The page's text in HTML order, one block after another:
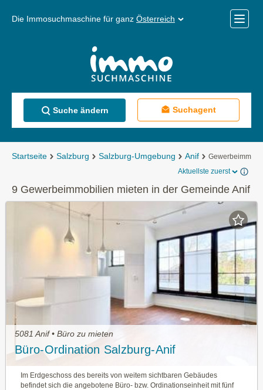
Die Immosuchmaschine für ganz Österreich
Menü
Suche ändern Suchagent
Startseite Salzburg Salzburg-Umgebung Anif
Aktuellste zuerst
9 Gewerbeimmobilien mieten in der Gemeinde Anif
5081 Anif • Büro zu mieten
Büro-Ordination Salzburg-Anif
Im Erdgeschoss des bereits von weitem sichtbaren Ge­bäudes
befindet sich die angebotene Büro- bzw. Ordi­nationseinheit mit fünf